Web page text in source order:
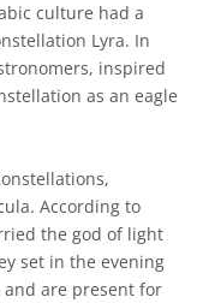
culture had a
Lyra. In
inspired
as an eagle
According to
the god of light
set in the evening
are present for